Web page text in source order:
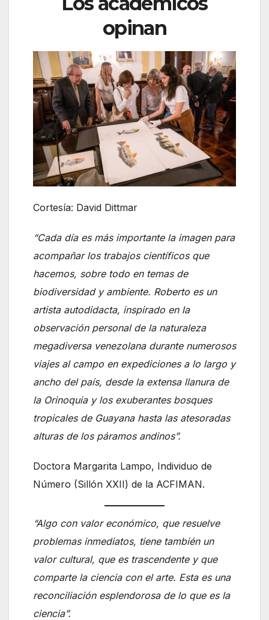
opinan
Cortesía: David Dittmar
“Cada día es más importante la imagen para
acompañar los trabajos científicos que
hacemos, sobre todo en temas de
biodiversidad y ambiente. Roberto es un
artista autodidacta, inspirado en la
observación personal de la naturaleza
megadiversa venezolana durante numerosos
viajes al campo en expediciones a lo largo y
ancho del país, desde la extensa llanura de
la Orinoquia y los exuberantes bosques
tropicales de Guayana hasta las atesoradas
alturas de los páramos andinos”.
Doctora Margarita Lampo, Individuo de
Número (Sillón XXII) de la ACFIMAN.
“Algo con valor económico, que resuelve
problemas inmediatos, tiene también un
valor cultural, que es trascendente y que
comparte la ciencia con el arte. Esta es una
reconciliación esplendorosa de lo que es la
ciencia”.